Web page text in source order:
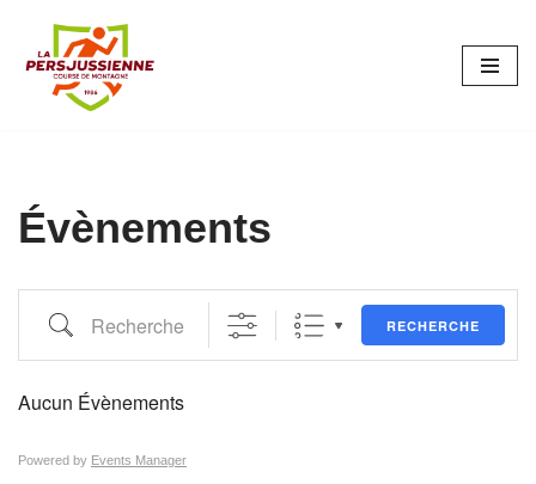
Aller
Évènements
RECHERCHE
Aucun Évènements
Powered by Events Manager